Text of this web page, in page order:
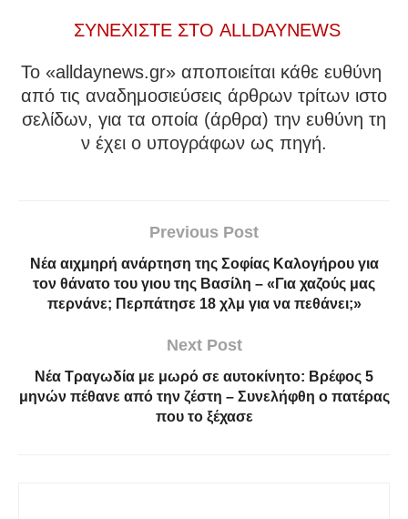
ΣΥΝΕΧΙΣΤΕ ΣΤΟ ALLDAYNEWS
To «alldaynews.gr» αποποιείται κάθε ευθύνη
από τις αναδημοσιεύσεις άρθρων τρίτων ιστο
σελίδων, για τα οποία (άρθρα) την ευθύνη τη
ν έχει ο υπογράφων ως πηγή.
Previous Post
Νέα αιχμηρή ανάρτηση της Σοφίας Καλογήρου για
τον θάνατο του γιου της Βασίλη – «Για χαζούς μας
περνάνε; Περπάτησε 18 χλμ για να πεθάνει;»
Next Post
Νέα Τραγωδία με μωρό σε αυτοκίνητο: Βρέφος 5
μηνών πέθανε από την ζέστη – Συνελήφθη ο πατέρας
που το ξέχασε